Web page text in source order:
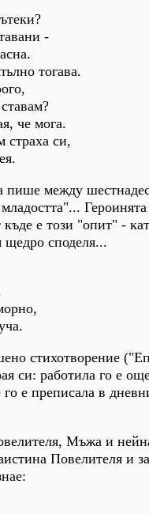
-
тогава.
че мога.
страха си,
между
е този "опит" -
щедро споделя...
стихотворение
си: работила го е
е преписала в
Мъжа и
Повелителя и за